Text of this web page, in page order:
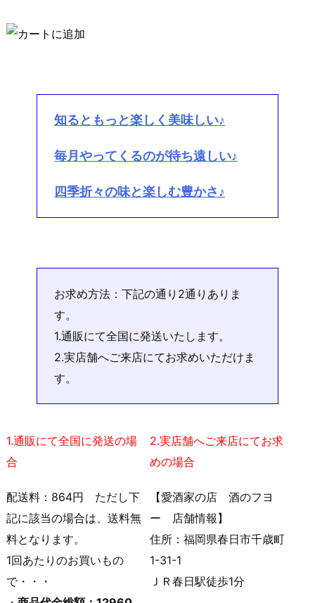
知るともっと楽しく美味しい♪
毎月やってくるのが待ち遠しい♪
四季折々の味と楽しむ豊かさ♪
お求め方法：下記の通り2通りありま
す。
1.通販にて全国に発送いたします。
2.実店舗へご来店にてお求めいただけま
す。
1.通販にて全国に発送の場
合
配送料：864円 ただし下
記に該当の場合は、送料無
料となります。
1回あたりのお買いもの
で・・・
2.実店舗へご来店にてお求
めの場合
【愛酒家の店 酒のフヨ
ー 店舗情報】
住所：福岡県春日市千歳町
1-31-1
ＪＲ春日駅徒歩1分